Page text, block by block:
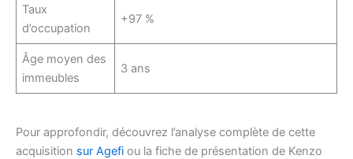
Taux
d’occupation
+97 %
Âge moyen des
immeubles
3 ans
Pour approfondir, découvrez l’analyse complète de cette
acquisition sur Agefi ou la fiche de présentation de Kenzo